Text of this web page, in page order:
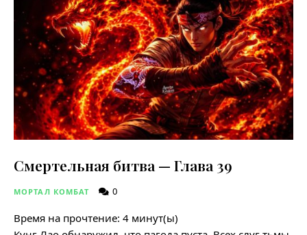
Смертельная битва — Глава 39
МОРТАЛ КОМБАТ 0
Время на прочтение: 4 минут(ы)